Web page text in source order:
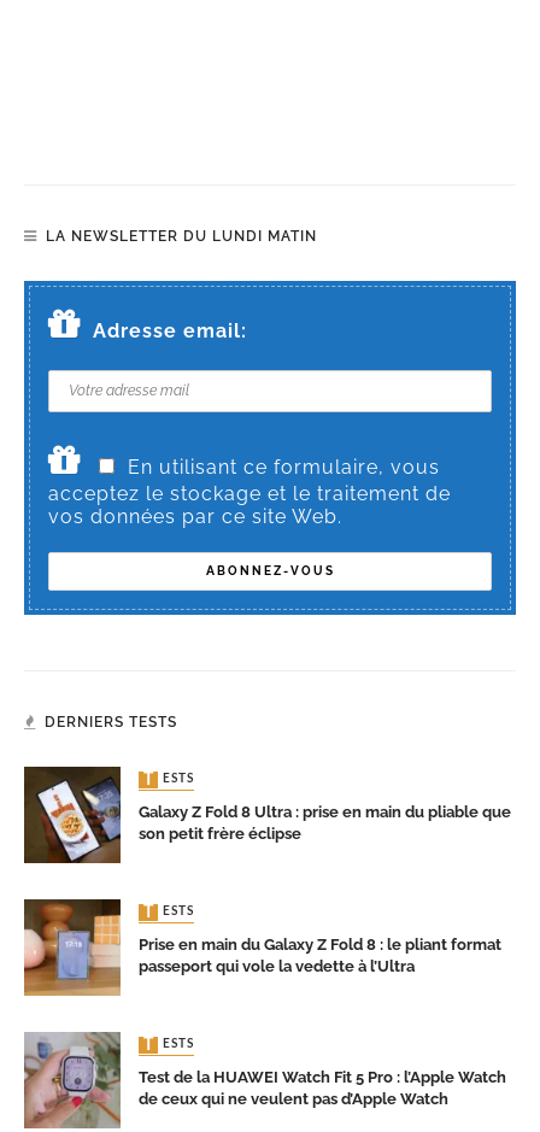
LA NEWSLETTER DU LUNDI MATIN
Adresse email:
En utilisant ce formulaire, vous
acceptez le stockage et le traitement de
vos données par ce site Web.
DERNIERS TESTS
TESTS
Galaxy Z Fold 8 Ultra : prise en main du pliable que
son petit frère éclipse
TESTS
Prise en main du Galaxy Z Fold 8 : le pliant format
passeport qui vole la vedette à l’Ultra
TESTS
Test de la HUAWEI Watch Fit 5 Pro : l’Apple Watch
de ceux qui ne veulent pas d’Apple Watch